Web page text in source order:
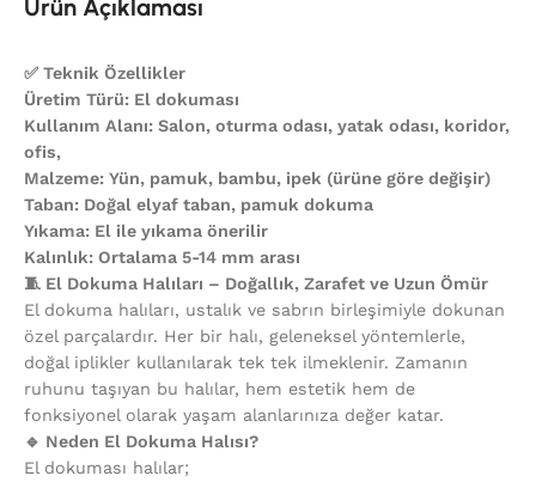
Ürün Açıklaması
✅ Teknik Özellikler
Üretim Türü: El dokuması
Kullanım Alanı: Salon, oturma odası, yatak odası, koridor,
ofis,
Malzeme: Yün, pamuk, bambu, ipek (ürüne göre değişir)
Taban: Doğal elyaf taban, pamuk dokuma
Yıkama: El ile yıkama önerilir
Kalınlık: Ortalama 5-14 mm arası
🧵 El Dokuma Halıları – Doğallık, Zarafet ve Uzun Ömür
El dokuma halıları, ustalık ve sabrın birleşimiyle dokunan
özel parçalardır. Her bir halı, geleneksel yöntemlerle,
doğal iplikler kullanılarak tek tek ilmeklenir. Zamanın
ruhunu taşıyan bu halılar, hem estetik hem de
fonksiyonel olarak yaşam alanlarınıza değer katar.
🔹 Neden El Dokuma Halısı?
El dokuması halılar;